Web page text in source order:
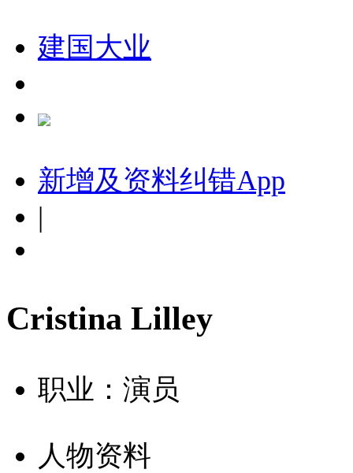
建国大业
新增及资料纠错App
|
Cristina Lilley
职业：演员
人物资料